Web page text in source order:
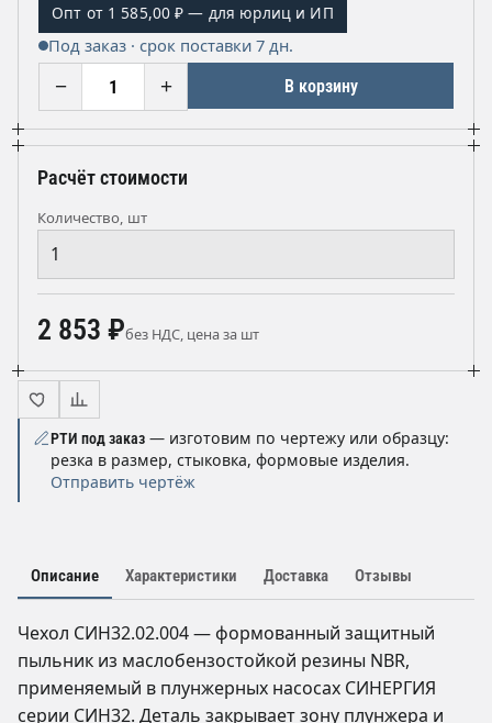
Опт от 1 585,00 ₽ — для юрлиц и ИП
Под заказ · срок поставки 7 дн.
− + В корзину
Расчёт стоимости
Количество, шт
2 853 ₽без НДС, цена за шт
РТИ под заказ — изготовим по чертежу или образцу:
резка в размер, стыковка, формовые изделия.
Отправить чертёж
Описание Характеристики Доставка Отзывы
Чехол СИН32.02.004 — формованный защитный
пыльник из маслобензостойкой резины NBR,
применяемый в плунжерных насосах СИНЕРГИЯ
серии СИН32. Деталь закрывает зону плунжера и